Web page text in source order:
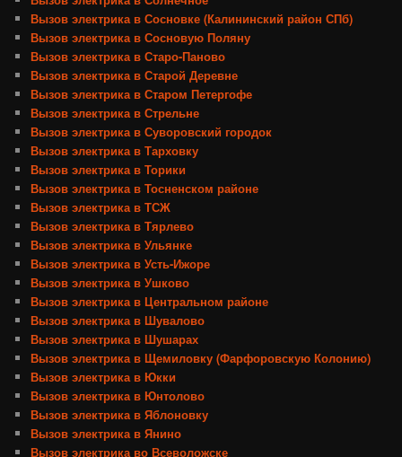
Вызов электрика в Сосновке (Калининский район СПб)
Вызов электрика в Сосновую Поляну
Вызов электрика в Старо-Паново
Вызов электрика в Старой Деревне
Вызов электрика в Старом Петергофе
Вызов электрика в Стрельне
Вызов электрика в Суворовский городок
Вызов электрика в Тарховку
Вызов электрика в Торики
Вызов электрика в Тосненском районе
Вызов электрика в ТСЖ
Вызов электрика в Тярлево
Вызов электрика в Ульянке
Вызов электрика в Усть-Ижоре
Вызов электрика в Ушково
Вызов электрика в Центральном районе
Вызов электрика в Шувалово
Вызов электрика в Шушарах
Вызов электрика в Щемиловку (Фарфоровскую Колонию)
Вызов электрика в Юкки
Вызов электрика в Юнтолово
Вызов электрика в Яблоновку
Вызов электрика в Янино
Вызов электрика во Всеволожске